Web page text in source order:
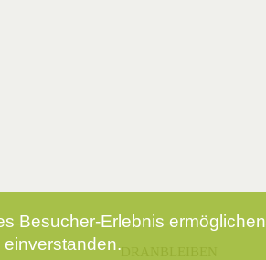
Besucher-Erlebnis ermöglichen